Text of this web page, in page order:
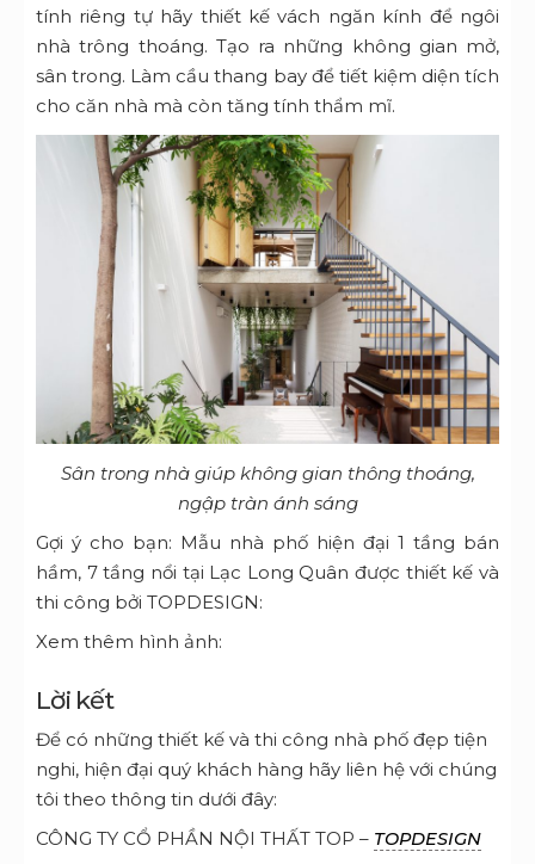
tính riêng tự hãy thiết kế vách ngăn kính để ngôi
nhà trông thoáng. Tạo ra những không gian mở,
sân trong. Làm cầu thang bay để tiết kiệm diện tích
cho căn nhà mà còn tăng tính thẩm mĩ.
Sân trong nhà giúp không gian thông thoáng,
ngập tràn ánh sáng
Gợi ý cho bạn: Mẫu nhà phố hiện đại 1 tầng bán
hầm, 7 tầng nổi tại Lạc Long Quân được thiết kế và
thi công bởi TOPDESIGN:
Xem thêm hình ảnh:
Lời kết
Để có những thiết kế và thi công nhà phố đẹp tiện
nghi, hiện đại quý khách hàng hãy liên hệ với chúng
tôi theo thông tin dưới đây:
CÔNG TY CỔ PHẦN NỘI THẤT TOP – TOPDESIGN